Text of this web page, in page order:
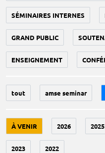
SÉMINAIRES INTERNES
GRAND PUBLIC
ENSEIGNEMENT
tout amse seminar
À VENIR 2026 2025
2023 2022